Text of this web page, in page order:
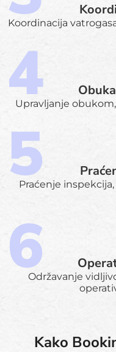
Koordinacija
Upravljanje
Praćenje
Održavanje
Kako